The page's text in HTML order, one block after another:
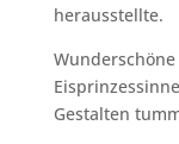
herausstellte.
Wunderschöne
Gestalten